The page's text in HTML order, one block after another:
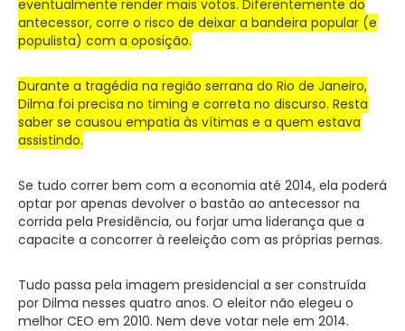
eventualmente render mais votos. Diferentemente do
antecessor, corre o risco de deixar a bandeira popular (e
populista) com a oposição.
Durante a tragédia na região serrana do Rio de Janeiro,
Dilma foi precisa no timing e correta no discurso. Resta
saber se causou empatia às vítimas e a quem estava
assistindo.
Se tudo correr bem com a economia até 2014, ela poderá
optar por apenas devolver o bastão ao antecessor na
corrida pela Presidência, ou forjar uma liderança que a
capacite a concorrer à reeleição com as próprias pernas.
Tudo passa pela imagem presidencial a ser construída
por Dilma nesses quatro anos. O eleitor não elegeu o
melhor CEO em 2010. Nem deve votar nele em 2014.